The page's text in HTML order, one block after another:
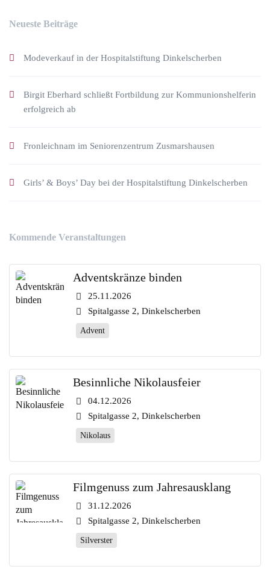
Neueste Beiträge
Modeverkauf in der Hospitalstiftung Dinkelscherben
Birgit Eberhard schließt Fortbildung zur Kommunionshelferin
erfolgreich ab
Fronleichnam im Seniorenzentrum Zusmarshausen
Girls’ & Boys’ Day bei der Hospitalstiftung Dinkelscherben
Kommende Veranstaltungen
Adventskränze binden
25.11.2026
Spitalgasse 2, Dinkelscherben
Advent
Besinnliche Nikolausfeier
04.12.2026
Spitalgasse 2, Dinkelscherben
Nikolaus
Filmgenuss zum Jahresausklang
31.12.2026
Spitalgasse 2, Dinkelscherben
Silverster